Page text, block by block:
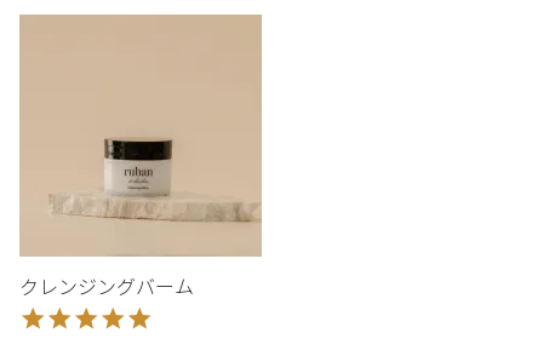
クレンジングバーム